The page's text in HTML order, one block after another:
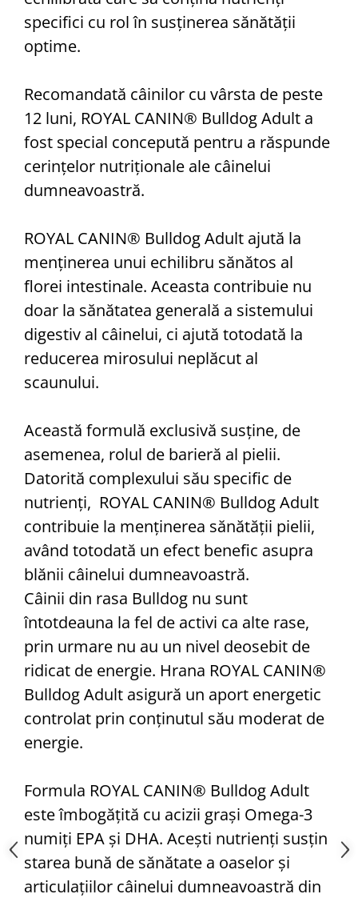
specifici cu rol în susținerea sănătății
optime.
Recomandată câinilor cu vârsta de peste
12 luni, ROYAL CANIN® Bulldog Adult a
fost special concepută pentru a răspunde
cerințelor nutriționale ale câinelui
dumneavoastră.
ROYAL CANIN® Bulldog Adult ajută la
menținerea unui echilibru sănătos al
florei intestinale. Aceasta contribuie nu
doar la sănătatea generală a sistemului
digestiv al câinelui, ci ajută totodată la
reducerea mirosului neplăcut al
scaunului.
Această formulă exclusivă susține, de
asemenea, rolul de barieră al pielii.
Datorită complexului său specific de
nutrienți, ROYAL CANIN® Bulldog Adult
contribuie la menținerea sănătății pielii,
având totodată un efect benefic asupra
blănii câinelui dumneavoastră.
Câinii din rasa Bulldog nu sunt
întotdeauna la fel de activi ca alte rase,
prin urmare nu au un nivel deosebit de
ridicat de energie. Hrana ROYAL CANIN®
Bulldog Adult asigură un aport energetic
controlat prin conținutul său moderat de
energie.
Formula ROYAL CANIN® Bulldog Adult
este îmbogățită cu acizii grași Omega-3
numiți EPA și DHA. Acești nutrienți susțin
starea bună de sănătate a oaselor și
articulațiilor câinelui dumneavoastră din